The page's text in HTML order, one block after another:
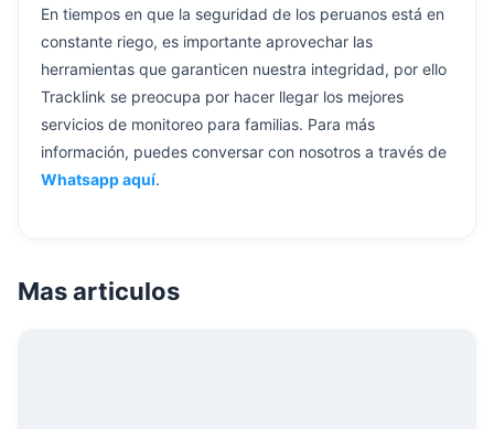
En tiempos en que la seguridad de los peruanos está en
constante riego, es importante aprovechar las
herramientas que garanticen nuestra integridad, por ello
Tracklink se preocupa por hacer llegar los mejores
servicios de monitoreo para familias. Para más
información, puedes conversar con nosotros a través de
Whatsapp aquí.
Mas articulos